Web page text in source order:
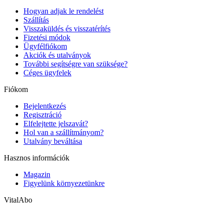
Hogyan adjak le rendelést
Szállítás
Visszaküldés és visszatérítés
Fizetési módok
Ügyfélfiókom
Akciók és utalványok
További segítségre van szüksége?
Céges ügyfelek
Fiókom
Bejelentkezés
Regisztráció
Elfelejtette jelszavát?
Hol van a szállítmányom?
Utalvány beváltása
Hasznos információk
Magazin
Figyelünk környezetünkre
VitalAbo